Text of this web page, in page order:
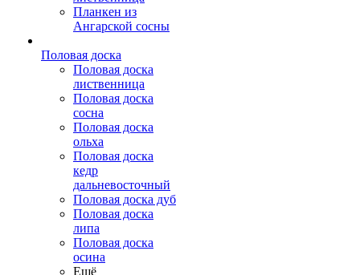
Планкен из
Ангарской сосны
Половая доска
Половая доска
лиственница
Половая доска
сосна
Половая доска
ольха
Половая доска
кедр
дальневосточный
Половая доска дуб
Половая доска
липа
Половая доска
осина
Ещё